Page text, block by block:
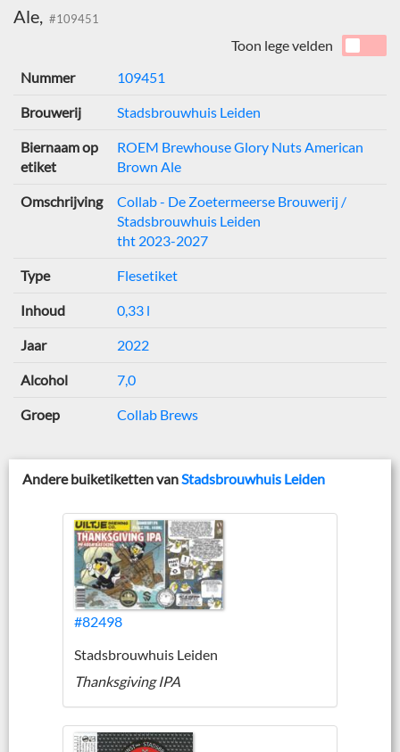
Ale, #109451
Toon lege velden
Nummer
109451
Brouwerij Stadsbrouwhuis Leiden
Biernaam op
etiket
ROEM Brewhouse Glory Nuts American
Brown Ale
Omschrijving
Collab - De Zoetermeerse Brouwerij /
Stadsbrouwhuis Leiden
tht 2023-2027
Type Flesetiket
Inhoud 0,33 l
Jaar 2022
Alcohol 7,0
Groep Collab Brews
Andere buiketiketten vanStadsbrouwhuis Leiden
#82498
Stadsbrouwhuis Leiden
Thanksgiving IPA